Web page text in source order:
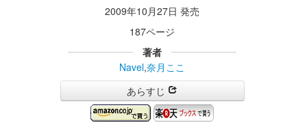
2009年10月27日 発売
187ページ
著者
Navel,奈月ここ
あらすじ